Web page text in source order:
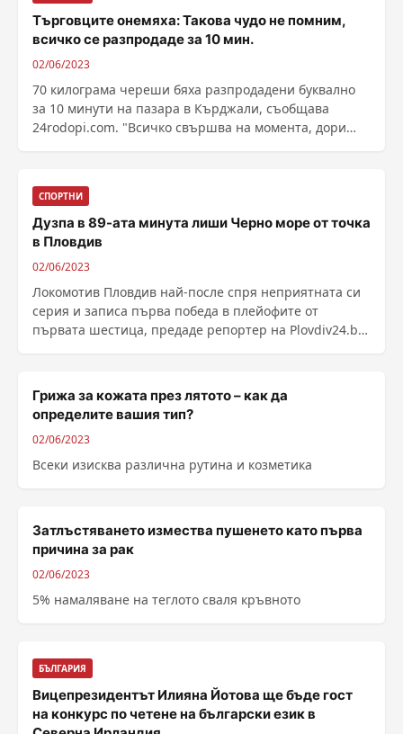
Търговците онемяха: Такова чудо не помним,
всичко се разпродаде за 10 мин.
02/06/2023
70 килограма череши бяха разпродадени буквално
за 10 минути на пазара в Кърджали, съобщава
24rodopi.com. "Всичко свършва на момента, дори
СПОРТНИ
Дузпа в 89-ата минута лиши Черно море от точка
в Пловдив
02/06/2023
Локомотив Пловдив най-после спря неприятната си
серия и записа първа победа в плейофите от
първата шестица, предаде репортер на Plovdiv24.bg.
Грижа за кожата през лятото – как да
определите вашия тип?
02/06/2023
Всеки изисква различна рутина и козметика
Затлъстяването измества пушенето като първа
причина за рак
02/06/2023
5% намаляване на теглото сваля кръвното
БЪЛГАРИЯ
Вицепрезидентът Илияна Йотова ще бъде гост
на конкурс по четене на български език в